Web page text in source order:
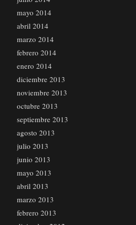
mayo 2014
abril 2014
marzo 2014
febrero 2014
enero 2014
diciembre 2013
noviembre 2013
octubre 2013
septiembre 2013
agosto 2013
julio 2013
junio 2013
mayo 2013
abril 2013
marzo 2013
febrero 2013